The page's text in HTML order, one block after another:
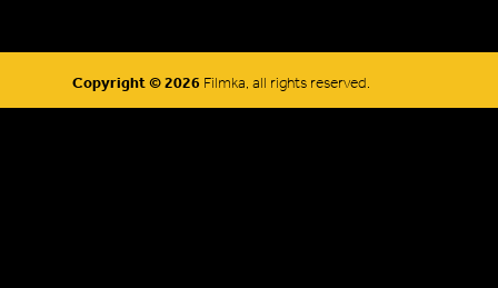
Copyright © 2026 Filmka, all rights reserved.